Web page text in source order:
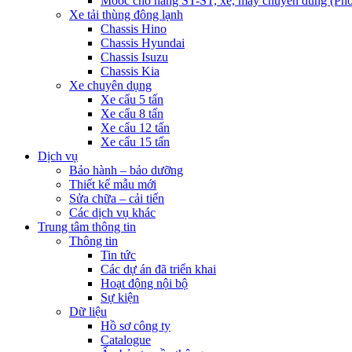
Xe tải thùng đông lạnh
Chassis Hino
Chassis Hyundai
Chassis Isuzu
Chassis Kia
Xe chuyên dụng
Xe cẩu 5 tấn
Xe cẩu 8 tấn
Xe cẩu 12 tấn
Xe cẩu 15 tấn
Dịch vụ
Bảo hành – bảo dưỡng
Thiết kế mẫu mới
Sửa chữa – cải tiến
Các dịch vụ khác
Trung tâm thông tin
Thông tin
Tin tức
Các dự án đã triển khai
Hoạt động nội bộ
Sự kiện
Dữ liệu
Hồ sơ công ty
Catalogue